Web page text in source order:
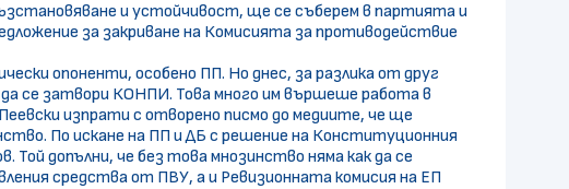
и устойчивост, ще се съберем в партията и
за закриване на Комисията за противодействие
опоненти, особено ПП. Но днес, за разлика от друг
се затвори КОНПИ. Това много им вършеше работа в
изпрати с отворено писмо до медиите, че ще
По искане на ПП и ДБ с решение на Конституционния
допълни, че без това мнозинство няма как да се
средства от ПВУ, а и Ревизионната комисия на ЕП